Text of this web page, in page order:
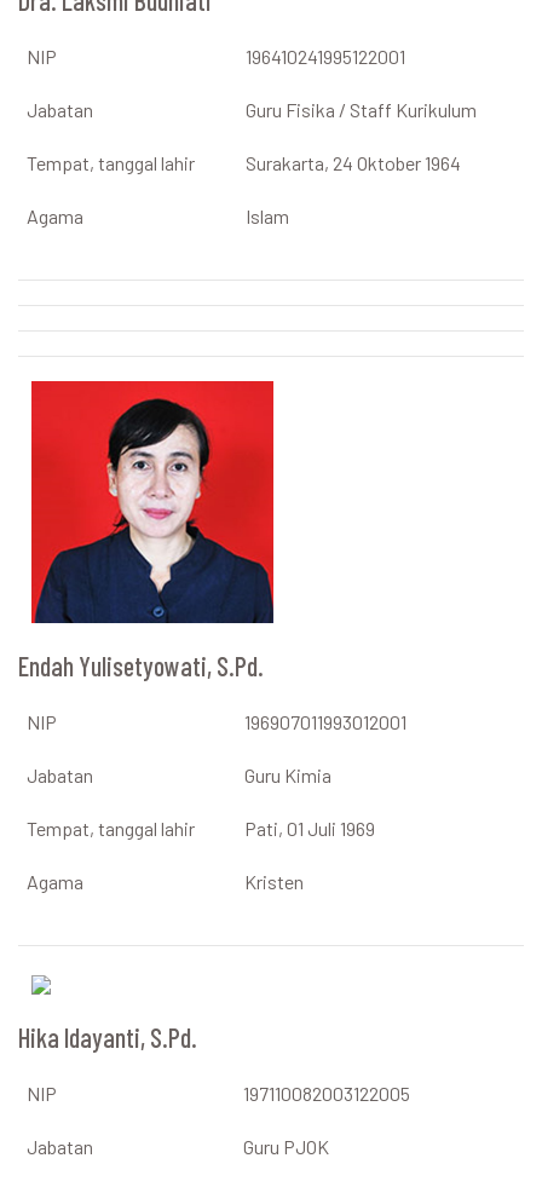
NIP 196410241995122001
Jabatan Guru Fisika / Staff Kurikulum
Tempat, tanggal lahir Surakarta, 24 Oktober 1964
Agama Islam
Endah Yulisetyowati, S.Pd.
NIP 196907011993012001
Jabatan Guru Kimia
Tempat, tanggal lahir Pati, 01 Juli 1969
Agama Kristen
Hika Idayanti, S.Pd.
NIP 197110082003122005
Jabatan Guru PJOK